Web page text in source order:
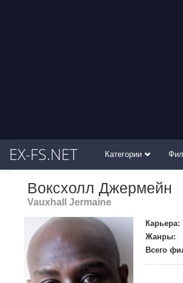
EX-FS.NET Категории
Воксхолл Джермейн
Vauxhall Jermaine
Карьера:
Жанры:
Всего